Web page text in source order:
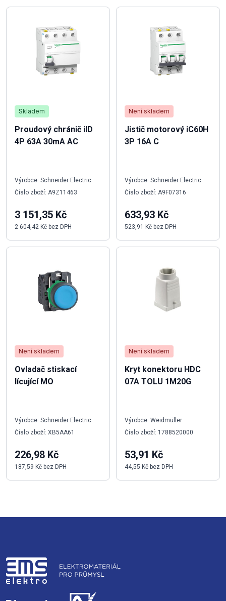
Skladem
Proudový chránič iID
4P 63A 30mA AC
Výrobce: Schneider Electric
Číslo zboží: A9Z11463
3 151,35 Kč
2 604,42 Kč bez DPH
Není skladem
Ovladač stiskací
lícující MO
Výrobce: Schneider Electric
Číslo zboží: XB5AA61
226,98 Kč
187,59 Kč bez DPH
Není skladem
Jistič motorový iC60H
3P 16A C
Výrobce: Schneider Electric
Číslo zboží: A9F07316
633,93 Kč
523,91 Kč bez DPH
Není skladem
Kryt konektoru HDC
07A TOLU 1M20G
Výrobce: Weidmüller
Číslo zboží: 1788520000
53,91 Kč
44,55 Kč bez DPH